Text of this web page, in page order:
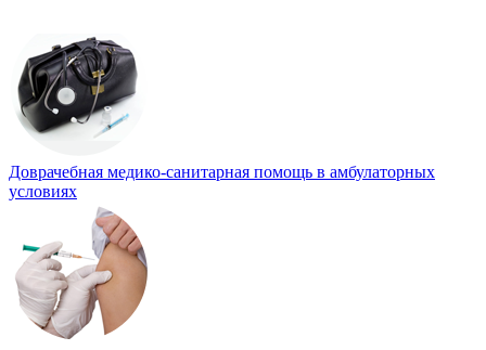
Доврачебная медико-санитарная помощь в амбулаторных
условиях